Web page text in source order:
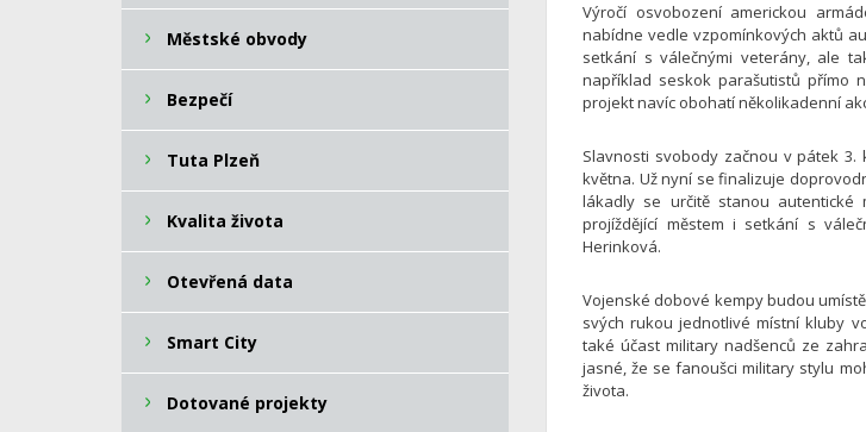
Výročí osvobození americkou
nabídne vedle vzpomínkových aktů
setkání s válečnými veterány, ale
například seskok parašutistů přímo
projekt navíc obohatí několikadenní
Slavnosti svobody začnou v pátek 3.
května. Už nyní se finalizuje
lákadly se určitě stanou autentické
projíždějící městem i setkání s
Herinková.
Vojenské dobové kempy budou
svých rukou jednotlivé místní kluby
také účast military nadšenců ze
jasné, že se fanoušci military stylu
života.
Městské obvody
Bezpečí
Tuta Plzeň
Kvalita života
Otevřená data
Smart City
Dotované projekty